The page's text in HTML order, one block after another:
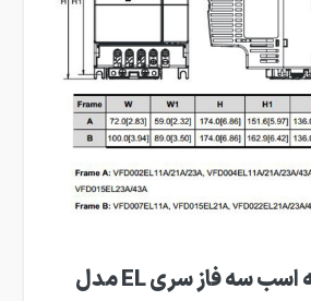
جایگاه اینورتر سه اسب سه فاز سری EL مدل